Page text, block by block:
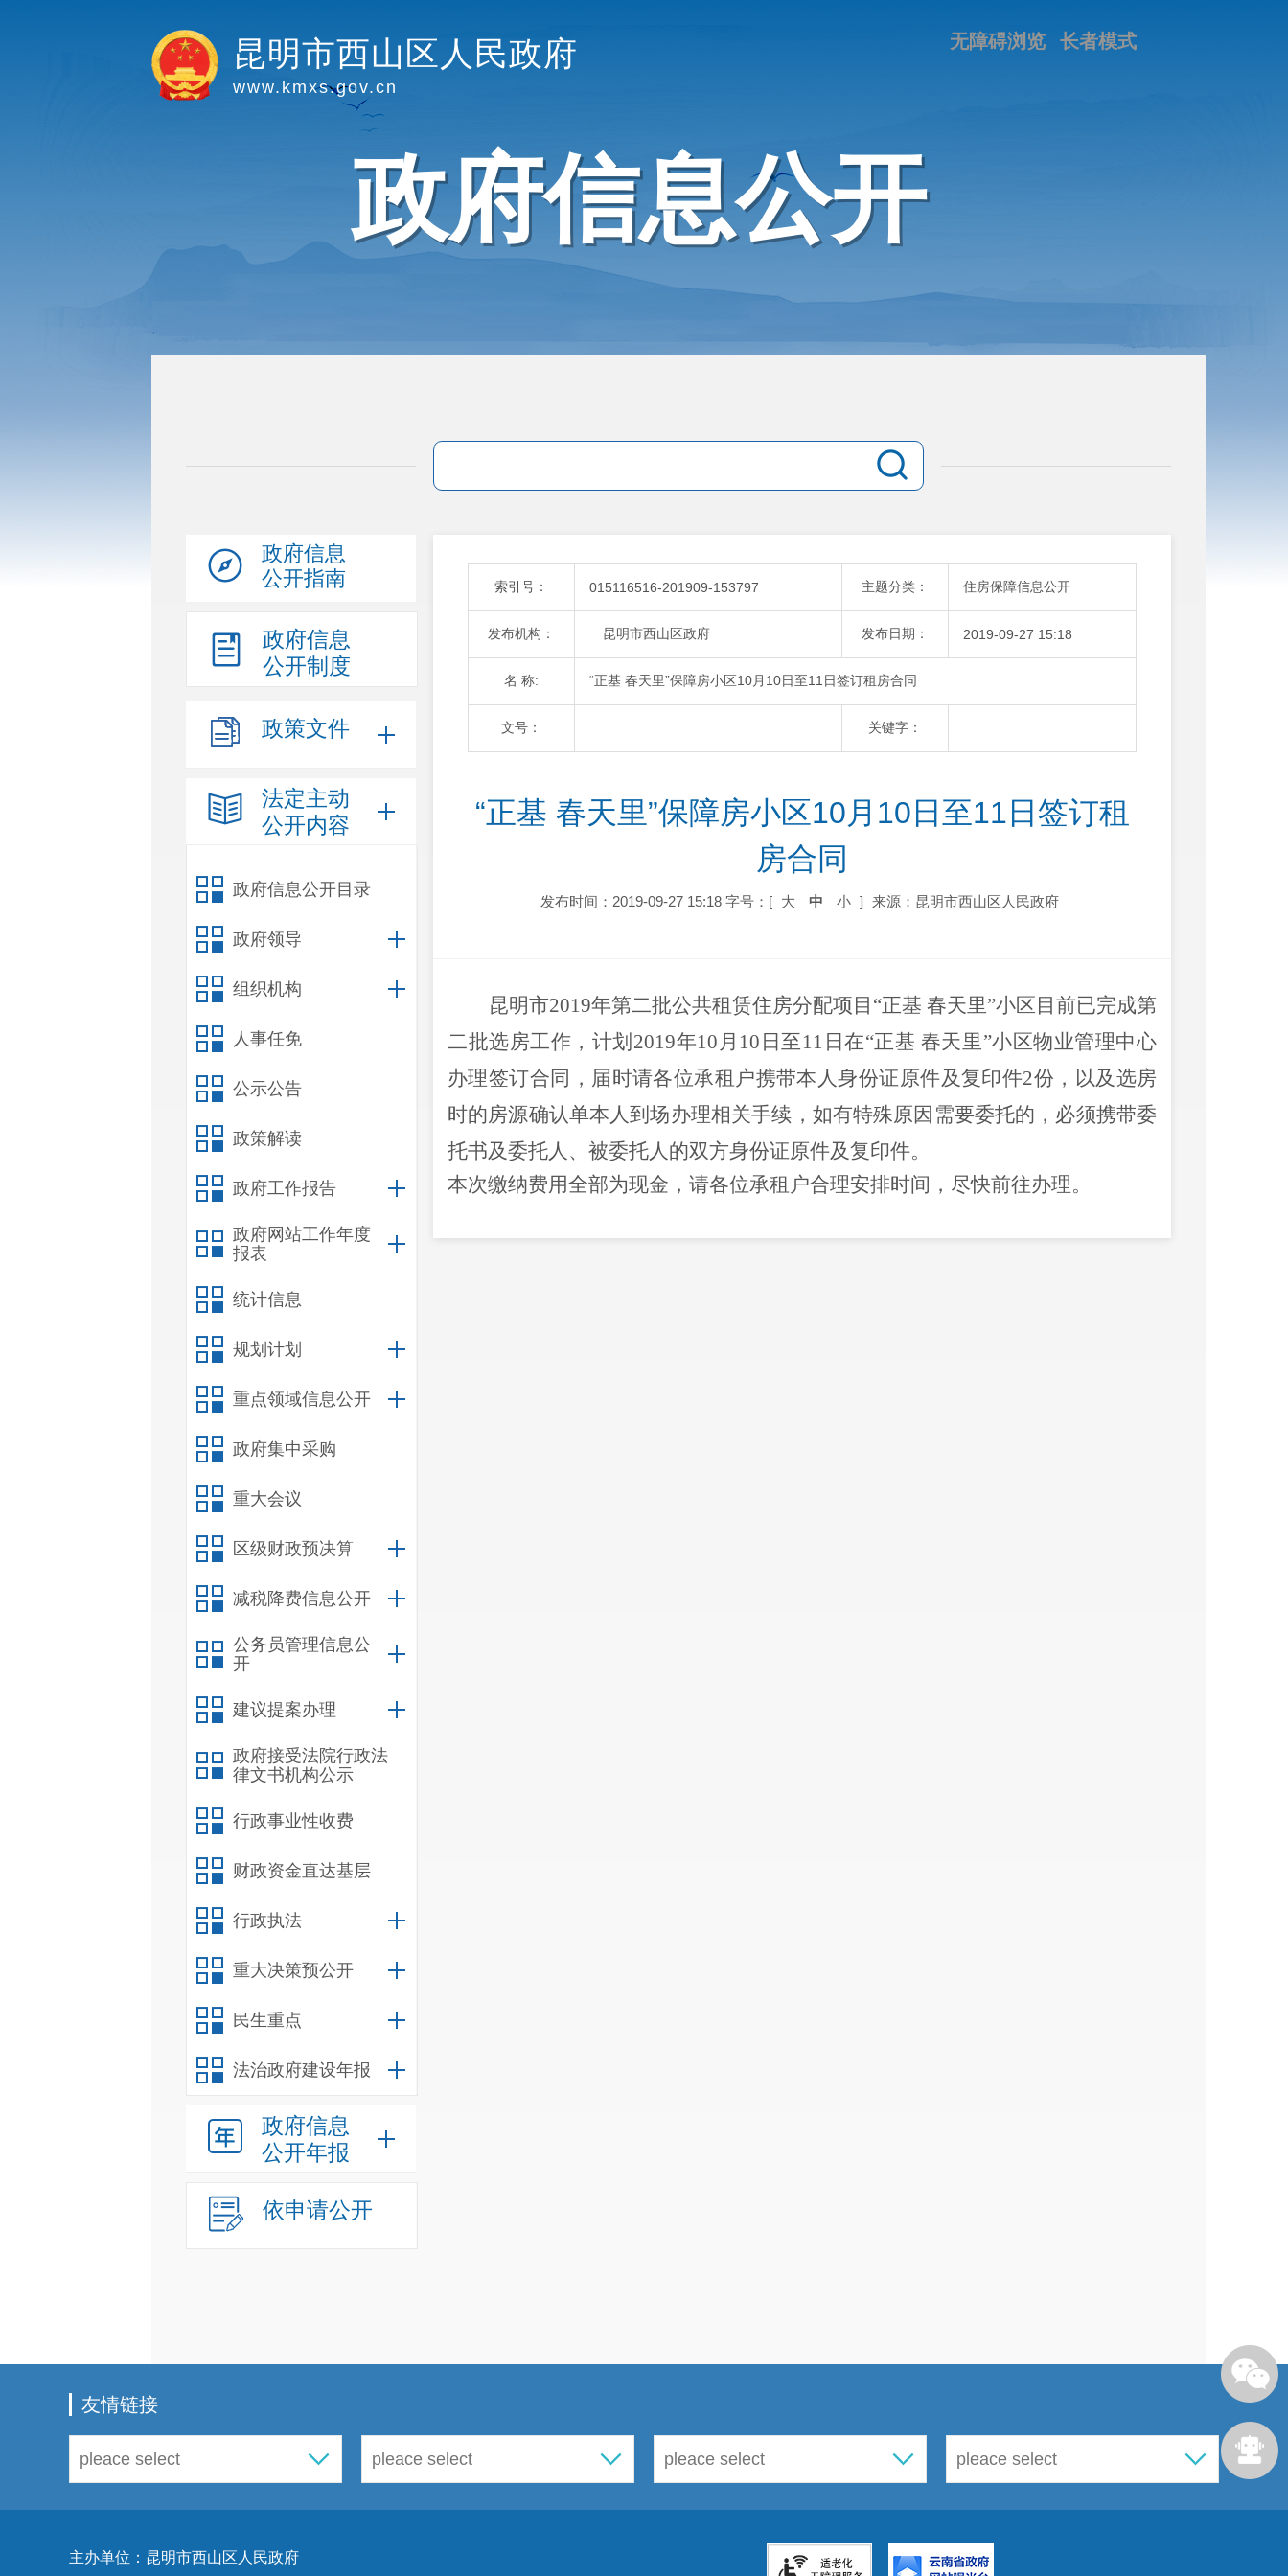
昆明市西山区人民政府
www.kmxs.gov.cn
长者模式
无障碍浏览
政府信息公开
政府信息
公开指南
政府信息
公开制度
政策文件
法定主动
公开内容
政府信息公开目录
政府领导
组织机构
人事任免
公示公告
政策解读
政府工作报告
政府网站工作年度
报表
统计信息
规划计划
重点领域信息公开
政府集中采购
重大会议
区级财政预决算
减税降费信息公开
公务员管理信息公
开
建议提案办理
政府接受法院行政法
律文书机构公示
行政事业性收费
财政资金直达基层
行政执法
重大决策预公开
民生重点
法治政府建设年报
政府信息
公开年报
依申请公开
索引号： 015116516-201909-153797 主题分类： 住房保障信息公开
发布机构： 昆明市西山区政府 发布日期： 2019-09-27 15:18
名 称: “正基 春天里”保障房小区10月10日至11日签订租房合同
文号： 关键字：
“正基 春天里”保障房小区10月10日至11日签订租
房合同
发布时间：2019-09-27 15:18 字号：[ 大 中 小 ] 来源：昆明市西山区人民政府
昆明市2019年第二批公共租赁住房分配项目“正基 春天里”小区目前已完成第
二批选房工作，计划 2019年10 月 10 日至11 日在“正基 春天里”小区物业管理中心
办理签订合同，届时请各位承租户携带本人身份证原件及复印件2份，以及选房
时的房源确认单本人到场办理相关手续，如有特殊原因需要委托的，必须携带委
托书及委托人、被委托人的双方身份证原件及复印件。
本次缴纳费用全部为现金，请各位承租户合理安排时间，尽快前往办理。
友情链接
主办单位：昆明市西山区人民政府